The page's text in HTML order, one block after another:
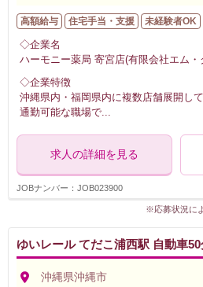
高額給与 住宅手当・支援 未経験者OK
◇企業名
ハーモニー薬局 寄宮店(有限会社エム・
◇企業特徴
沖縄県内・福岡県内に複数店舗展開し
通勤可能な職場で
求人の詳細を見る
JOBナンバー：JOB023900
※応募状況に
ゆいレール てだこ浦西駅 自動車50
沖縄県沖縄市